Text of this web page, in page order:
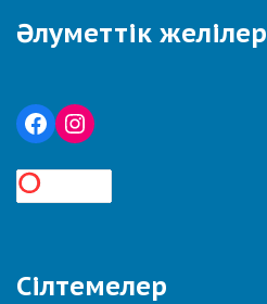
Әлуметтік желілер
Сілтемелер